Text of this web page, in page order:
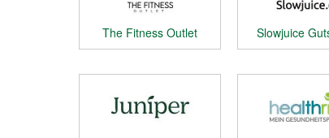
The Fitness Outlet
Gutschein
Slowjuice